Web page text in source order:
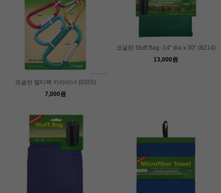
코글란 멀티팩 카라비너 (0355)
7,000원
코글란 Stuff Bag -14″ dia x 30″ (8214)
13,000원